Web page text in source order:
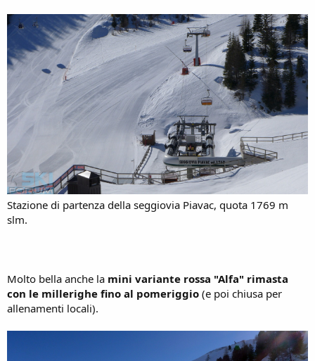
Stazione di partenza della seggiovia Piavac, quota 1769 m
slm.
Molto bella anche la mini variante rossa "Alfa" rimasta
con le millerighe fino al pomeriggio (e poi chiusa per
allenamenti locali).